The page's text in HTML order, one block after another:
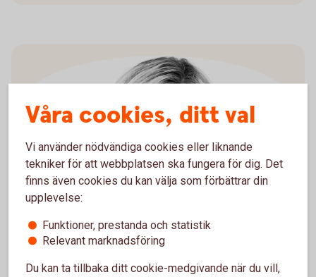
Carina Eriksson
0485-15091
Våra cookies, ditt val
Vi använder nödvändiga cookies eller liknande
tekniker för att webbplatsen ska fungera för dig. Det
finns även cookies du kan välja som förbättrar din
upplevelse:
Funktioner, prestanda och statistik
Relevant marknadsföring
Du kan ta tillbaka ditt cookie-medgivande när du vill,